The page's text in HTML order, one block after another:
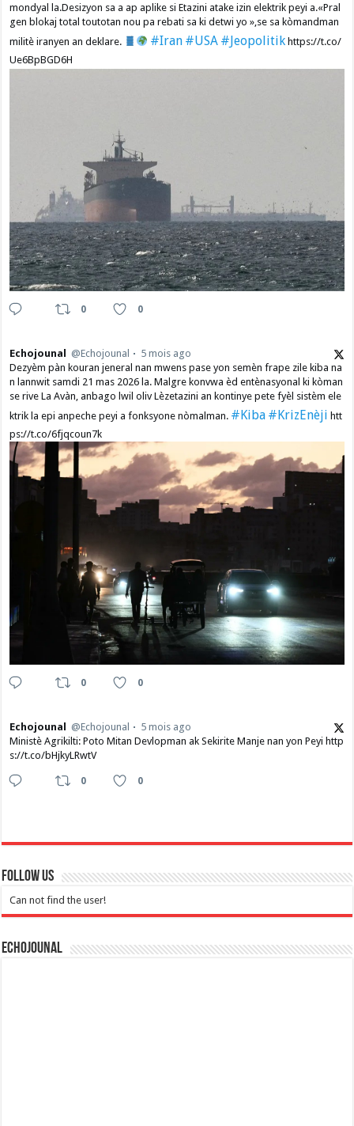
mondyal la.Desizyon sa a ap aplike si Etazini atake izin elektrik peyi a.​«Pral
gen blokaj total toutotan nou pa rebati sa ki detwi yo »,se sa kòmandman
militè iranyen an deklare.
#Iran #USA #Jeopolitikhttps://t.co/
Ue6BpBGD6H
0 0
Echojounal @Echojounal
5 mois ago
Dezyèm pàn kouran jeneral nan mwens pase yon semèn frape zile kiba na
n lannwit samdi 21 mas 2026 la. Malgre konvwa èd entènasyonal ki kòman
se rive La Avàn, anbago lwil oliv Lèzetazini an kontinye pete fyèl sistèm ele
ktrik la epi anpeche peyi a fonksyone nòmalman. #Kiba #KrizEnèji htt
ps://t.co/6fjqcoun7k
0 0
Echojounal @Echojounal
5 mois ago
Ministè Agrikilti: Poto Mitan Devlopman ak Sekirite Manje nan yon Peyi http
s://t.co/bHjkyLRwtV
0 0
Follow Us
Can not find the user!
Echojounal